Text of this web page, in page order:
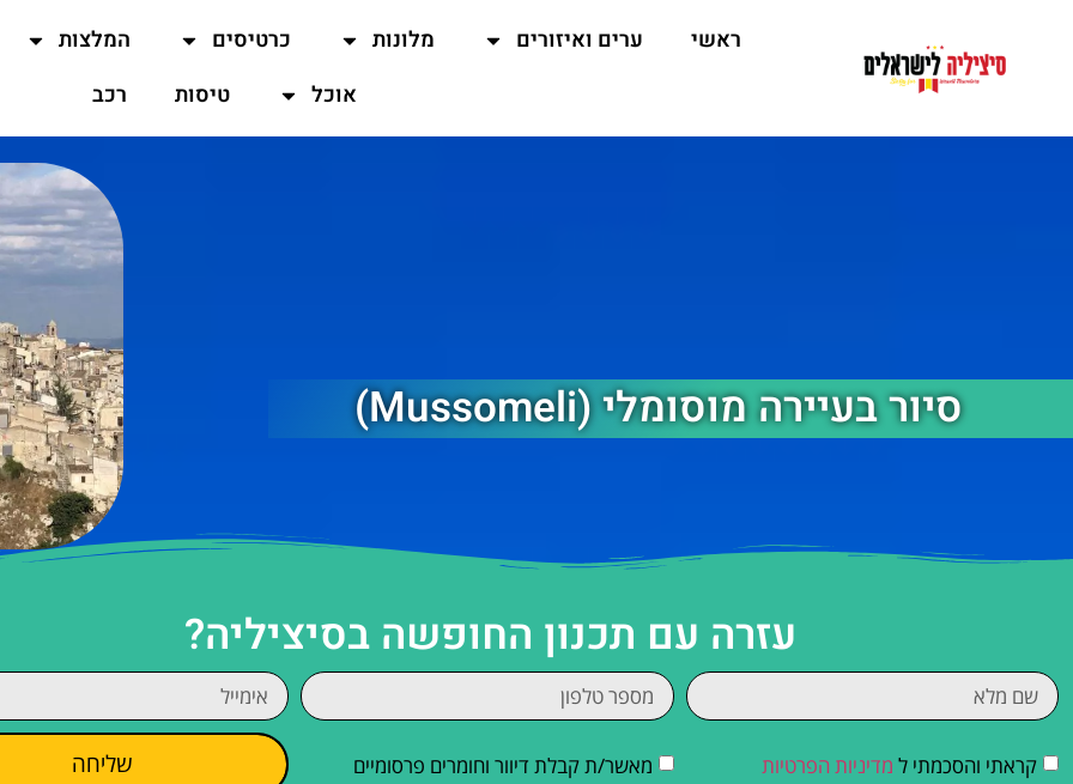
ראשי ערים ואיזורים מלונות כרטיסים המלצות
אוכל
טיסות רכב
סיור בעיירה מוסומלי (Mussomeli)
עזרה עם תכנון החופשה בסיציליה?
קראתי והסכמתי ל מדיניות הפרטיות מאשר/ת קבלת דיוור וחומרים פרסומיים שליחה